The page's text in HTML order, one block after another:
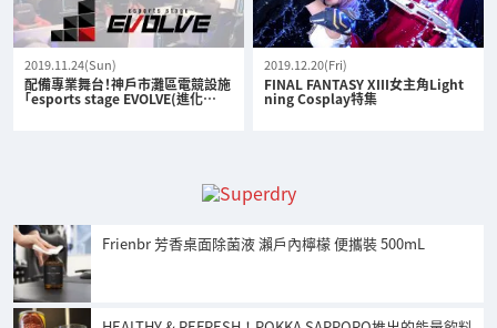
2019.11.24(Sun)
配備專業舞台！神戶市灘區電競設施
「esports stage EVOLVE(進化…
2019.12.20(Fri)
FINAL FANTASY XIII女主角Light
ning Cosplay特集
Frienbr 芳香桌面除菌液 瀨戶內檸檬 便攜裝 500mL